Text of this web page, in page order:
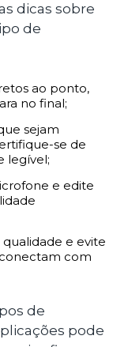
dicas sobre
de
ao ponto,
no final;
sejam
se de
legível;
e edite
e evite
com
de
pode